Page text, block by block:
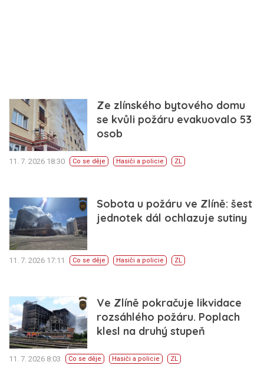
Ze zlínského bytového domu
se kvůli požáru evakuovalo 53
osob
11. 7. 2026 18:30 Co se děje Hasiči a policie ZL
Sobota u požáru ve Zlíně: šest
jednotek dál ochlazuje sutiny
11. 7. 2026 17:11 Co se děje Hasiči a policie ZL
Ve Zlíně pokračuje likvidace
rozsáhlého požáru. Poplach
klesl na druhý stupeň
11. 7. 2026 8:03 Co se děje Hasiči a policie ZL